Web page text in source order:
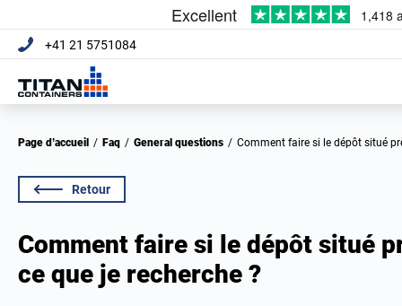
+41 21 5751084
Page d’accueil / Faq / General questions / Comment faire si le dépôt situé
Retour
Comment faire si le dépôt situé
ce que je recherche ?